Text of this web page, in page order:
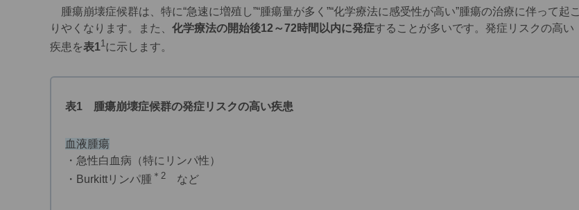
腫瘍崩壊症候群は、特に“急速に増殖し”“腫瘍量が多く”“化学療法に感受性が高い”腫瘍の治療に伴って起こ
りやくなります。また、 化学療法の開始後12～72時間以内に発症することが多いです。発症リスクの高い
疾患を表11に示します。
表1 腫瘍崩壊症候群の発症リスクの高い疾患
血液腫瘍
・急性白血病（特にリンパ性）
・Burkittリンパ腫 ＊2 など